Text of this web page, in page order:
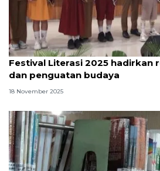
Festival Literasi 2025 hadirkan
dan penguatan budaya
18 November 2025